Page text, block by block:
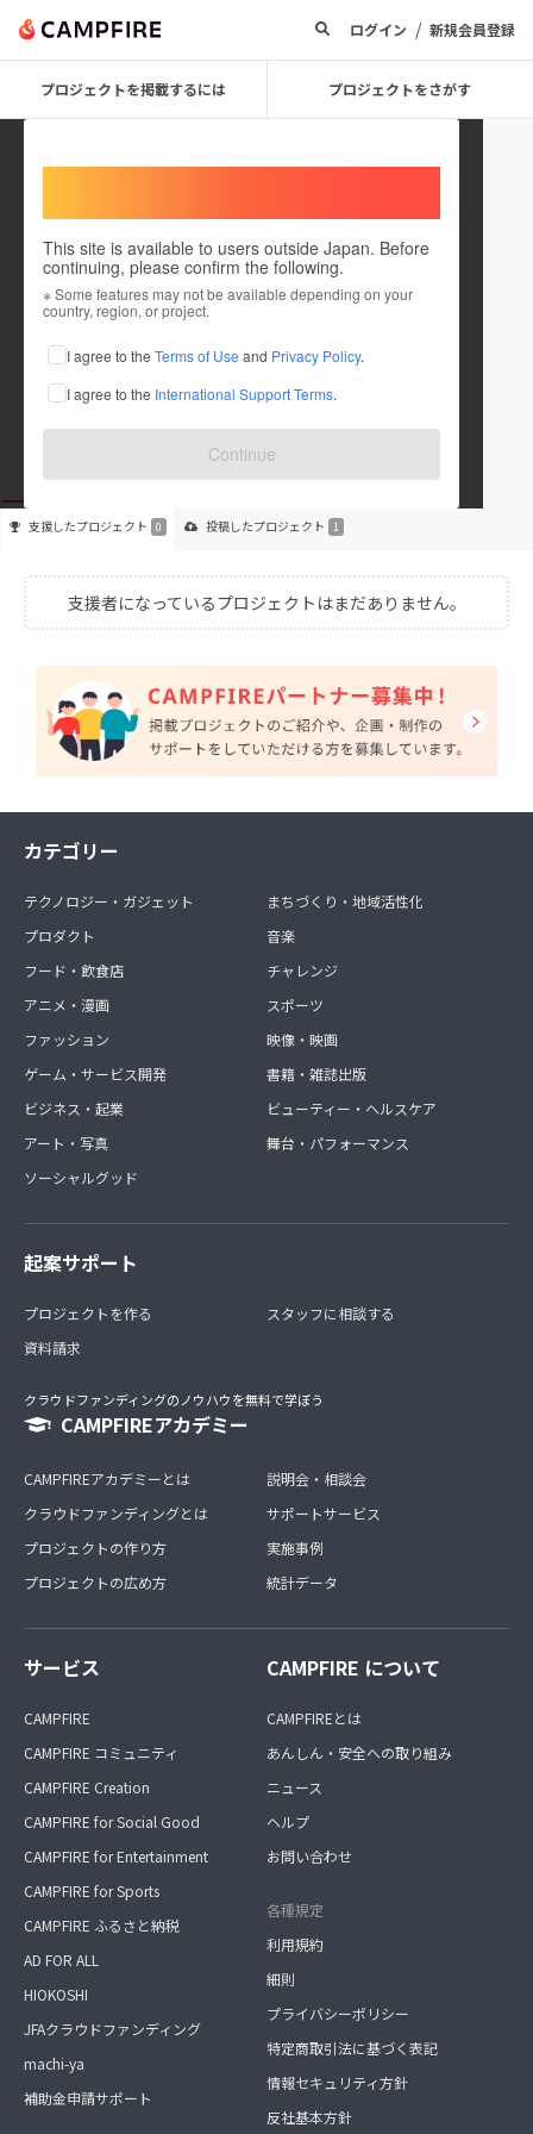
ログイン / 新規会員登録
プロジェクトを掲載するには プロジェクトをさがす
This site is available to users outside Japan. Before
continuing, please confirm the following.
※ Some features may not be available depending on your
country, region, or project.
I agree to the Terms of Use and Privacy Policy.
I agree to the International Support Terms.
Continue
宮城厚生協会泉病院
これまでに1件のプロジェクトを投稿しています
在住国：日本 現在地：未設定
出身国：日本 出身地：未設定
支援したプロジェクト 0 投稿したプロジェクト 1
支援者になっているプロジェクトはまだありません。
カテゴリー
テクノロジー・ガジェット
プロダクト
フード・飲食店
アニメ・漫画
ファッション
ゲーム・サービス開発
ビジネス・起業
アート・写真
ソーシャルグッド
まちづくり・地域活性化
音楽
チャレンジ
スポーツ
映像・映画
書籍・雑誌出版
ビューティー・ヘルスケア
舞台・パフォーマンス
起案サポート
プロジェクトを作る
資料請求
スタッフに相談する
クラウドファンディングのノウハウを無料で学ぼう
CAMPFIREアカデミー
CAMPFIREアカデミーとは
クラウドファンディングとは
プロジェクトの作り方
プロジェクトの広め方
説明会・相談会
サポートサービス
実施事例
統計データ
サービス
CAMPFIRE
CAMPFIRE コミュニティ
CAMPFIRE Creation
CAMPFIRE for Social Good
CAMPFIRE for Entertainment
CAMPFIRE for Sports
CAMPFIRE ふるさと納税
AD FOR ALL
HIOKOSHI
JFAクラウドファンディング
machi-ya
補助金申請サポート
CAMPFIRE について
CAMPFIREとは
あんしん・安全への取り組み
ニュース
ヘルプ
お問い合わせ
各種規定
利用規約
細則
プライバシーポリシー
特定商取引法に基づく表記
情報セキュリティ方針
反社基本方針